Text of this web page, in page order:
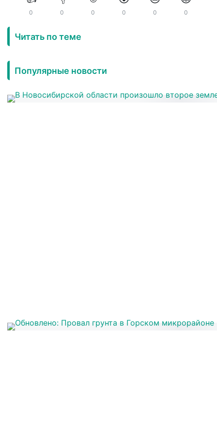
0 0 0 0 0 0
Читать по теме
Популярные новости